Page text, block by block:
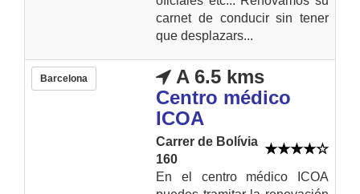
carnet de conducir sin tener
que desplazars...
Barcelona
A 6.5 kms
Centro médico
ICOA
Carrer de Bolívia
160
En el centro médico ICOA